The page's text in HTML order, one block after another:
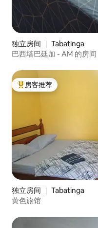
独立房间 ｜ Tabatinga
巴西塔巴廷加 - AM 的房间
热门「房客推荐」
房客推荐
独立房间 ｜ Tabatinga
黄色旅馆